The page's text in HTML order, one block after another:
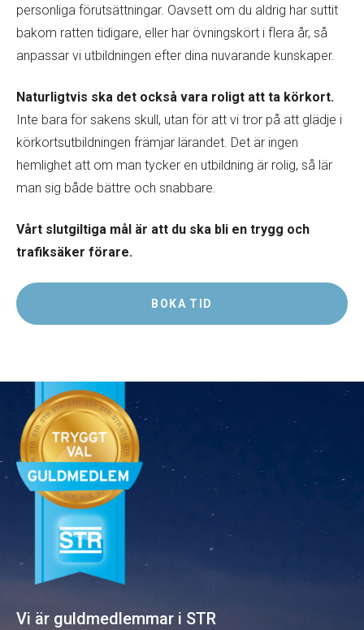
personliga förutsättningar. Oavsett om du aldrig har suttit
bakom ratten tidigare, eller har övningskört i flera år, så
anpassar vi utbildningen efter dina nuvarande kunskaper.
Naturligtvis ska det också vara roligt att ta körkort.
Inte bara för sakens skull, utan för att vi tror på att glädje i
körkortsutbildningen främjar lärandet. Det är ingen
hemlighet att om man tycker en utbildning är rolig, så lär
man sig både bättre och snabbare.
Vårt slutgiltiga mål är att du ska bli en trygg och
trafiksäker förare.
BOKA TID
Vi är guld­medlemmar i STR